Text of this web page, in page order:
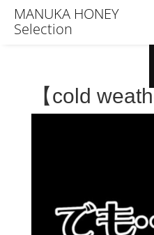
MANUKA HONEY
Selection
【cold